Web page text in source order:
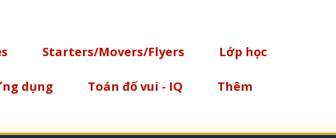
Starters/Movers/Flyers Lớp học
dụng Toán đố vui - IQ Thêm